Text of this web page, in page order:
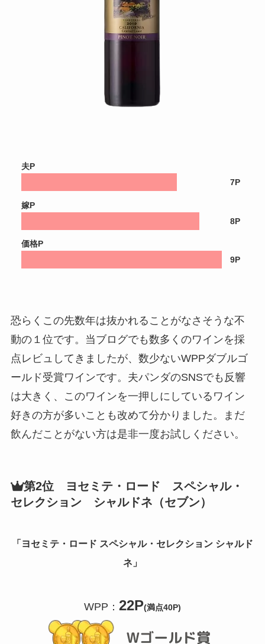
夫P
7P
嫁P
8P
価格P
9P
恐らくこの先数年は抜かれることがなさそうな不
動の１位です。当ブログでも数多くのワインを採
点レビュしてきましたが、数少ないWPPダブルゴ
ールド受賞ワインです。夫パンダのSNSでも反響
は大きく、このワインを一押しにしているワイン
好きの方が多いことも改めて分かりました。まだ
飲んだことがない方は是非一度お試しください。
第2位 ヨセミテ・ロード スペシャル・
セレクション シャルドネ（セブン）
「ヨセミテ・ロード スペシャル・セレクション シャルド
ネ」
WPP： 22P(満点40P)